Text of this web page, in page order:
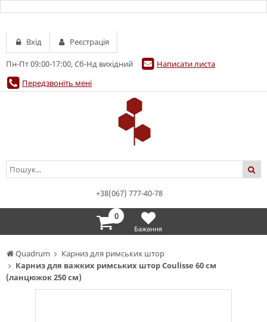
Quadrum
Карниз для римських штор
Карниз для важких римських штор Coulisse 60 см
(ланцюжок 250 см)
Пн-Пт 09:00-17:00, Сб-Нд вихідний
Написати листа
Передзвоніть мені
Вхід Реєстрація
+38(067) 777-40-78
0
Бажання